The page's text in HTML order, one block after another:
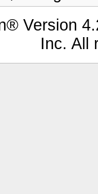
Version
Inc. All